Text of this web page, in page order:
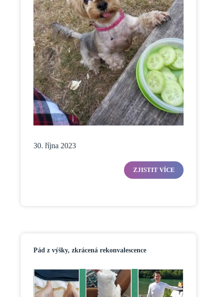
30. října 2023
ZJISTIT VÍCE
Pád z výšky, zkrácená rekonvalescence